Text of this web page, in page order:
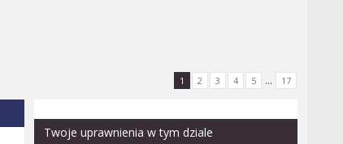
1 2 3 4 5 ... 17
Twoje uprawnienia w tym dziale